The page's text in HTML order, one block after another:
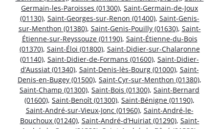
Germain-les-Paroisses (01300), Saint-Germain-de-Joux
(01130), Saint-Georges-sur-Renon (01400), Saint-Genis-
sur-Menthon (01380), Saint-Genis-Pouilly (01630), Saint-
Étienne-sur-Reyssouze (01190), Saint-Étienne-du-Bois
(01370), Saint-Éloi (01800), Saint-Didier-sur-Chalaronne
(01140), Saint-Didier-de-Formans (01600), Saint-Didier-
d’Aussiat (01340), Saint-Denis-lès-Bourg (01000), Saint-
Denis-en-Bugey (01500), Saint-Cyr-sur-Menthon (01380),
Saint-Champ (01300), Saint-Bois (01300), Saint-Bernard
(01600), Saint-Benoît (01300), Saint-Bénigne (01190),
Saint-André-sur-Vieux-Jonc (01960), Saint-André-le-
Bouchoux (01240), Saint-André-d’Huiriat (01290), Saint-